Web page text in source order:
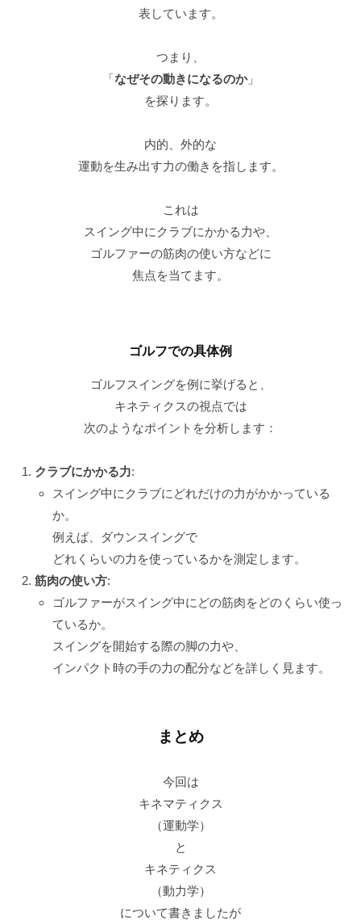
表しています。
つまり、
「なぜその動きになるのか」
を探ります。
内的、外的な
運動を生み出す力の働きを指します。
これは
スイング中にクラブにかかる力や、
ゴルファーの筋肉の使い方などに
焦点を当てます。
ゴルフでの具体例
ゴルフスイングを例に挙げると、
キネティクスの視点では
次のようなポイントを分析します：
クラブにかかる力:
スイング中にクラブにどれだけの力がかかっている
か。
例えば、ダウンスイングで
どれくらいの力を使っているかを測定します。
筋肉の使い方:
ゴルファーがスイング中にどの筋肉をどのくらい使っ
ているか。
スイングを開始する際の脚の力や、
インパクト時の手の力の配分などを詳しく見ます。
まとめ
今回は
キネマティクス
（運動学）
と
キネティクス
（動力学）
について書きましたが